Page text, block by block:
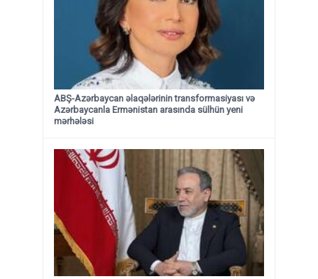
ABŞ-Azərbaycan əlaqələrinin transformasiyası və
Azərbaycanla Ermənistan arasında sülhün yeni
mərhələsi